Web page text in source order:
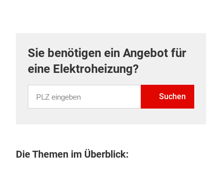
Sie benötigen ein Angebot für
eine Elektroheizung?
Suchen
Die Themen im Überblick: